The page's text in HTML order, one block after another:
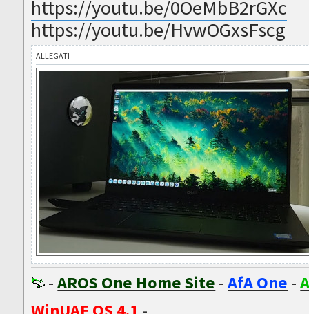
https://youtu.be/0OeMbB2rGXc
https://youtu.be/HvwOGxsFscg
ALLEGATI
-AROS One Home Site -AfA One -